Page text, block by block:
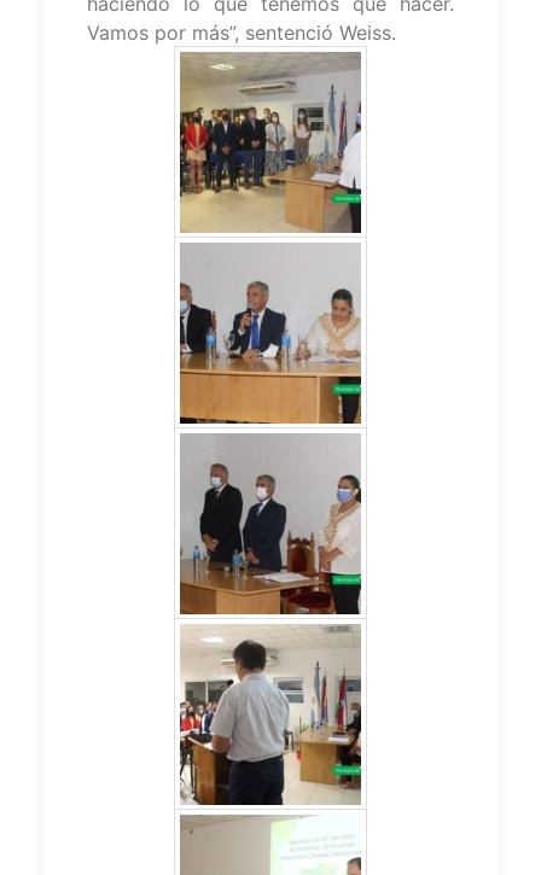
Vamos por más”, sentenció Weiss.